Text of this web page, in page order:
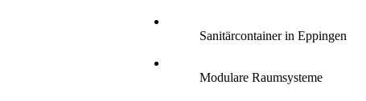
Sanitärcontainer in Eppingen
Modulare Raumsysteme